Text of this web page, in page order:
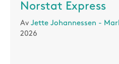
Norstat Express
Av Jette Johannessen -
2026